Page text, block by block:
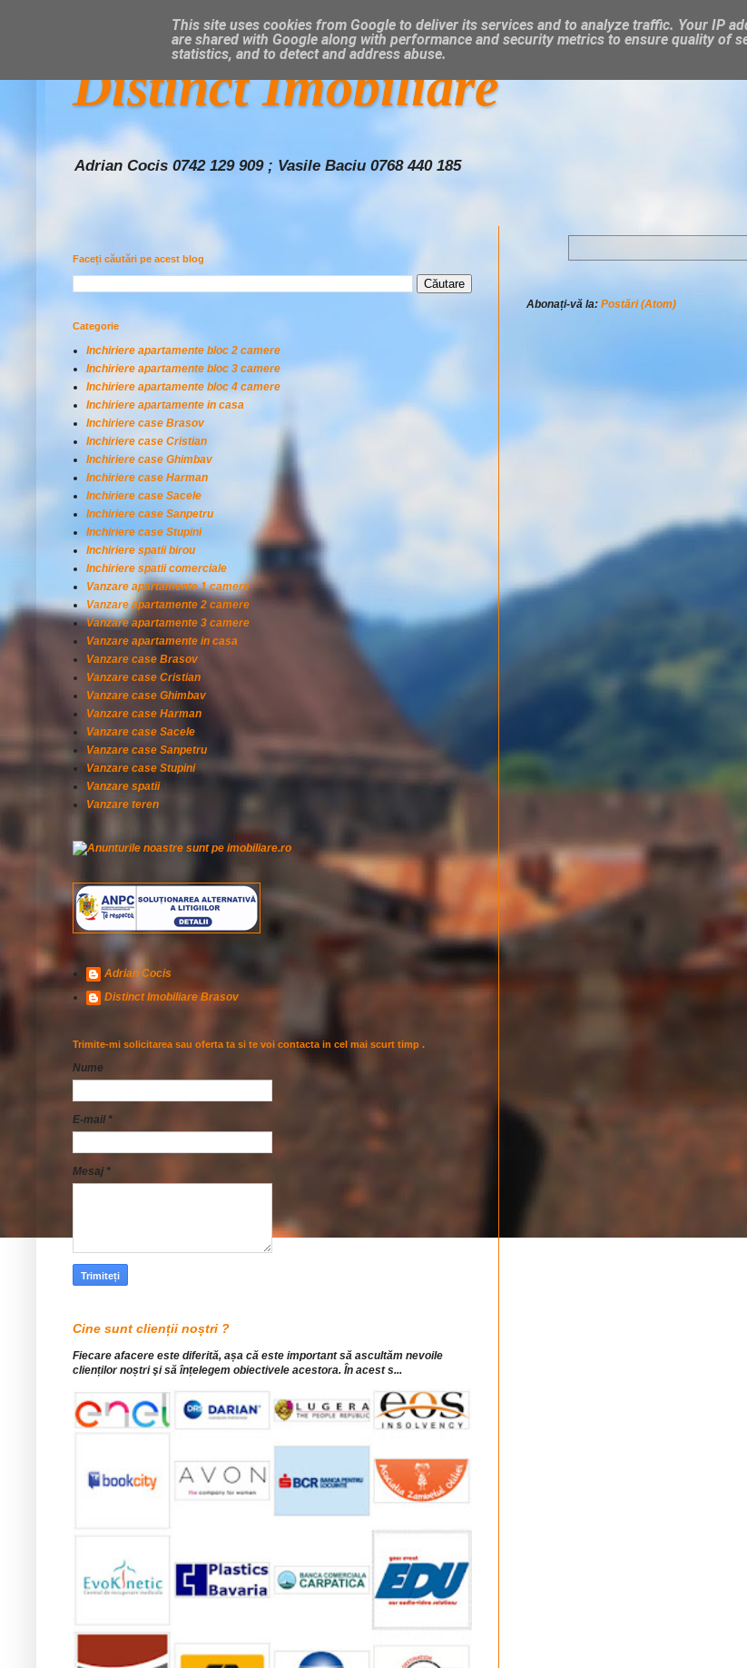
Distinct Imobiliare
Adrian Cocis 0742 129 909 ; Vasile Baciu 0768 440 185
Abonați-vă la: Postări (Atom)
Faceți căutări pe acest blog
Categorie
Inchiriere apartamente bloc 2 camere
Inchiriere apartamente bloc 3 camere
Inchiriere apartamente bloc 4 camere
Inchiriere apartamente in casa
Inchiriere case Brasov
Inchiriere case Cristian
Inchiriere case Ghimbav
Inchiriere case Harman
Inchiriere case Sacele
Inchiriere case Sanpetru
Inchiriere case Stupini
Inchiriere spatii birou
Inchiriere spatii comerciale
Vanzare apartamente 1 camere
Vanzare apartamente 2 camere
Vanzare apartamente 3 camere
Vanzare apartamente in casa
Vanzare case Brasov
Vanzare case Cristian
Vanzare case Ghimbav
Vanzare case Harman
Vanzare case Sacele
Vanzare case Sanpetru
Vanzare case Stupini
Vanzare spatii
Vanzare teren
Adrian Cocis
Distinct Imobiliare Brasov
Trimite-mi solicitarea sau oferta ta si te voi contacta in cel mai scurt timp .
Nume
E-mail *
Mesaj *
Cine sunt clienții noștri ?
Fiecare afacere este diferită, așa că este important să ascultăm nevoile
clienților noștri şi să înțelegem obiectivele acestora. În acest s...
This site uses cookies from Google to deliver its services and to analyze traffic. Your IP
are shared with Google along with performance and security metrics to ensure quality of
statistics, and to detect and address abuse.